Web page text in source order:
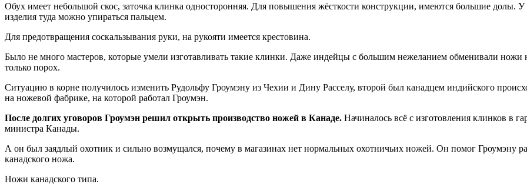
Обух имеет небольшой скос, заточка клинка односторонняя. Для повышения жёсткости конструкции, имеются большие долы.
изделия туда можно упираться пальцем.
Для предотвращения соскальзывания руки, на рукояти имеется крестовина.
Было не много мастеров, которые умели изготавливать такие клинки. Даже индейцы с большим нежеланием обменивали ножи
только порох.
Ситуацию в корне получилось изменить Рудольфу Гроумэну из Чехии и Дину Расселу, второй был канадцем индийского
на ножевой фабрике, на которой работал Гроумэн.
После долгих уговоров Гроумэн решил открыть производство ножей в Канаде. Начиналось всё с изготовления клинков в
министра Канады.
А он был заядлый охотник и сильно возмущался, почему в магазинах нет нормальных охотничьих ножей. Он помог Гроумэну
канадского ножа.
Ножи канадского типа.